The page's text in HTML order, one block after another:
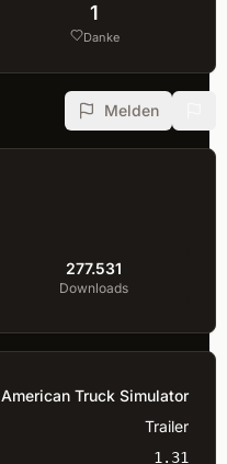
1
Danke
Melden
277.531
Downloads
American Truck Simulator
Trailer
1.31